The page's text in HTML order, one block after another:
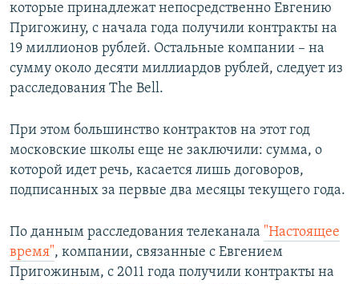
которые принадлежат непосредственно Евгению
Пригожину, с начала года получили контракты на
19 миллионов рублей. Остальные компании – на
сумму около десяти миллиардов рублей, следует из
расследования The Bell.
При этом большинство контрактов на этот год
московские школы еще не заключили: сумма, о
которой идет речь, касается лишь договоров,
подписанных за первые два месяцы текущего года.
По данным расследования телеканала "Настоящее
время", компании, связанные с Евгением
Пригожиным, с 2011 года получили контракты на